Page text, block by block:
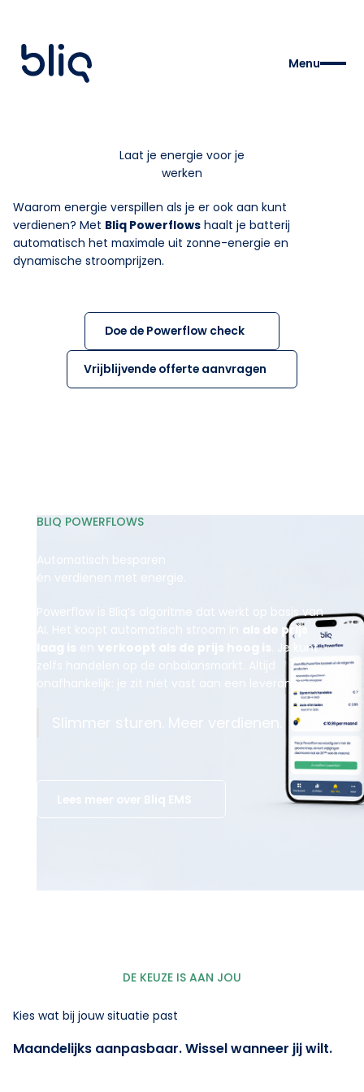
Menu
Laat je energie voor je
werken
Waarom energie verspillen als je er ook aan kunt
verdienen? Met Bliq Powerflows haalt je batterij
automatisch het maximale uit zonne-energie en
dynamische stroomprijzen.
Doe de Powerflow check
Vrijblijvende offerte aanvragen
BLIQ POWERFLOWS
Automatisch besparen
én verdienen met energie.
Powerflow is Bliq’s algoritme dat werkt op basis van
AI. Het koopt automatisch stroom in
als de prijs
laag is en verkoopt als de prijs hoog is . Je kunt
zelfs handelen op de onbalansmarkt. Altijd
onafhankelijk: je zit niet vast aan een leverancier.
Slimmer sturen. Meer verdienen.
Lees meer over Bliq EMS
DE KEUZE IS AAN JOU
Kies wat bij jouw situatie past
Maandelijks aanpasbaar. Wissel wanneer jij wilt.